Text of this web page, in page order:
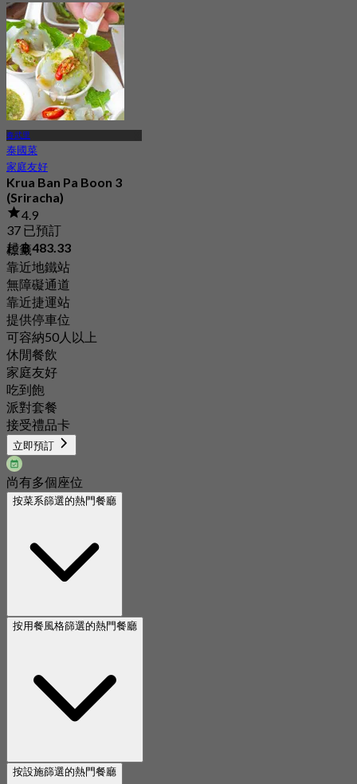
起฿ 574.5
春武里
泰國菜
家庭友好
Krua Ban Pa Boon 3
(Sriracha)
4.9
37 已預訂
起฿ 483.33
標籤
靠近地鐵站
無障礙通道
靠近捷運站
提供停車位
可容納50人以上
休閒餐飲
家庭友好
吃到飽
派對套餐
接受禮品卡
立即預訂
尚有多個座位
按菜系篩選的熱門餐廳
按用餐風格篩選的熱門餐廳
按設施篩選的熱門餐廳